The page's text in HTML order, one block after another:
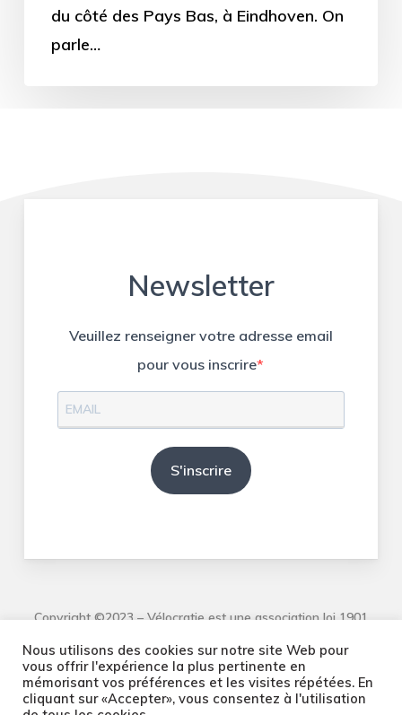
du côté des Pays Bas, à Eindhoven. On
parle…
Newsletter
Veuillez renseigner votre adresse email
pour vous inscrire
S'inscrire
Copyright ©2023 – Vélocratie est une association loi 1901
Nous utilisons des cookies sur notre site Web pour
vous offrir l'expérience la plus pertinente en
mémorisant vos préférences et les visites répétées. En
cliquant sur «Accepter», vous consentez à l'utilisation